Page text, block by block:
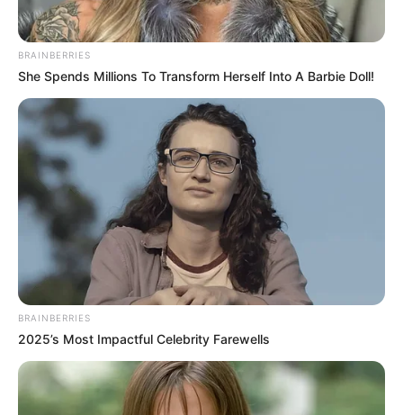
BRAINBERRIES
She Spends Millions To Transform Herself Into A Barbie Doll!
BRAINBERRIES
2025’s Most Impactful Celebrity Farewells